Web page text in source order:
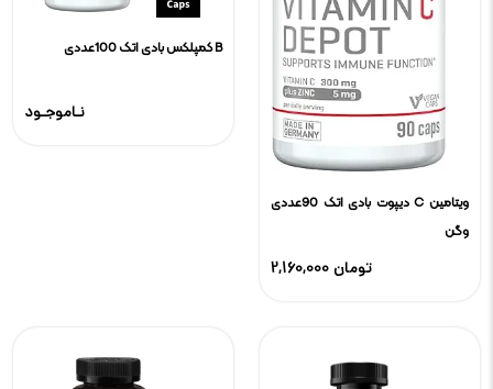
B کمپلکس بادی اتک 100عددی
نـاموجـود
ویتامین C دیپوت بادی اتک 90عددی
وگن
2,160,000 تومان